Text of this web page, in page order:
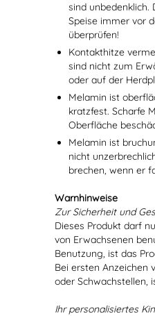
sind unbedenklich.
Speise immer vor
überprüfen!
Kontakthitze
sind nicht zum
oder auf der
Melamin ist
kratzfest. Scharfe
Oberfläche
Melamin ist
nicht
brechen, wenn er
Warnhinweise
Zur Sicherheit und
Dieses Produkt darf
von Erwachsenen
Benutzung, ist das
Bei ersten Anzeichen
oder Schwachstellen,
Ihr personalisiertes